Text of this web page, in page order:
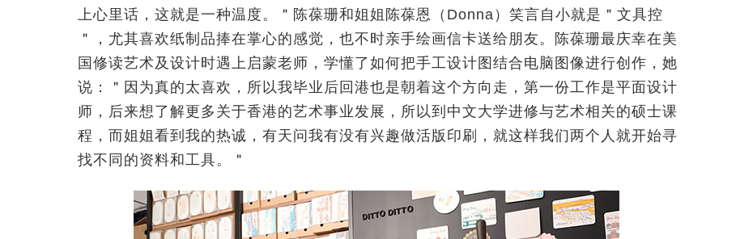
上心里话，这就是一种温度。＂陈葆珊和姐姐陈葆恩（Donna）笑言自小就是＂文具控
＂，尤其喜欢纸制品捧在掌心的感觉，也不时亲手绘画信卡送给朋友。陈葆珊最庆幸在美
国修读艺术及设计时遇上启蒙老师，学懂了如何把手工设计图结合电脑图像进行创作，她
说：＂因为真的太喜欢，所以我毕业后回港也是朝着这个方向走，第一份工作是平面设计
师，后来想了解更多关于香港的艺术事业发展，所以到中文大学进修与艺术相关的硕士课
程，而姐姐看到我的热诚，有天问我有没有兴趣做活版印刷，就这样我们两个人就开始寻
找不同的资料和工具。＂